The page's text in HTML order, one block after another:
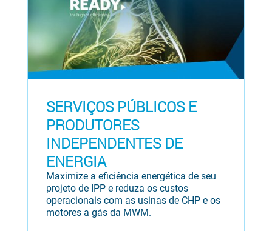
SERVIÇOS PÚBLICOS E
PRODUTORES
INDEPENDENTES DE
ENERGIA
Maximize a eficiência energética de seu
projeto de IPP e reduza os custos
operacionais com as usinas de CHP e os
motores a gás da MWM.